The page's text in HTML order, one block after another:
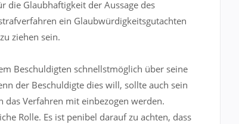
die Glaubhaftigkeit der Aussage des
ein Glaubwürdigkeitsgutachten
ziehen sein.
Beschuldigten schnellstmöglich über seine
der Beschuldigte dies will, sollte auch sein
das Verfahren mit einbezogen werden.
Rolle. Es ist penibel darauf zu achten, dass